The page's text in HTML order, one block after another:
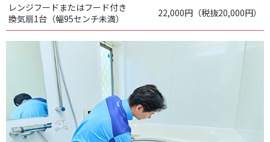
レンジフードまたはフード付き
換気扇1台（幅95センチ未満）
22,000円（税抜20,000円）